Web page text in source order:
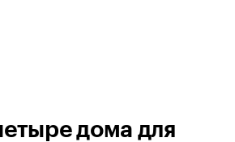
дома для